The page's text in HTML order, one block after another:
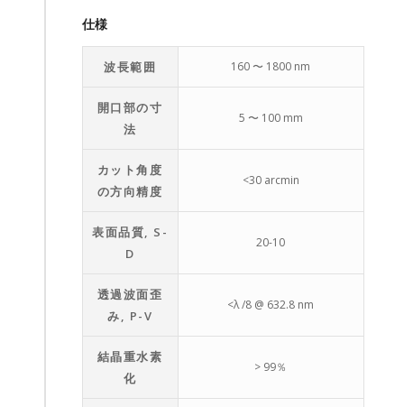
仕様
波長範囲 160 〜 1800 nm
開口部の寸
法
5 〜 100 mm
カット角度
の方向精度
<30 arcmin
表面品質, S-
D
20-10
透過波面歪
み, P-V
<λ /8 @ 632.8 nm
結晶重水素
化
> 99％